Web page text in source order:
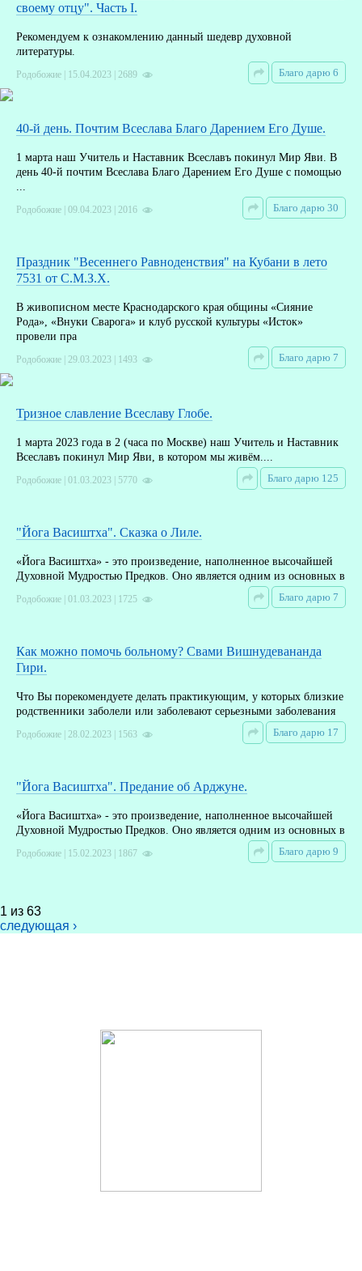
своему отцу". Часть I.
Рекомендуем к ознакомлению данный шедевр духовной
литературы.
Родобожие | 15.04.2023 | 2689 Благо дарю 6
40-й день. Почтим Всеслава Благо Дарением Его Душе.
1 марта наш Учитель и Наставник Всеславъ покинул Мир Яви. В
день 40-й почтим Всеслава Благо Дарением Его Душе с помощью
...
Родобожие | 09.04.2023 | 2016 Благо дарю 30
Праздник "Весеннего Равноденствия" на Кубани в лето
7531 от С.М.З.Х.
В живописном месте Краснодарского края общины «Сияние
Рода», «Внуки Сварога» и клуб русской культуры «Исток»
провели пра
Родобожие | 29.03.2023 | 1493 Благо дарю 7
Тризное славление Всеславу Глобе.
1 марта 2023 года в 2 (часа по Москве) наш Учитель и Наставник
Всеславъ покинул Мир Яви, в котором мы живём....
Родобожие | 01.03.2023 | 5770 Благо дарю 125
"Йога Васиштха". Сказка о Лиле.
«Йога Васиштха» - это произведение, наполненное высочайшей
Духовной Мудростью Предков. Оно является одним из основных в
Родобожие | 01.03.2023 | 1725 Благо дарю 7
Как можно помочь больному? Свами Вишнудевананда
Гири.
Что Вы порекомендуете делать практикующим, у которых близкие
родственники заболели или заболевают серьезными заболевания
Родобожие | 28.02.2023 | 1563 Благо дарю 17
"Йога Васиштха". Предание об Арджуне.
«Йога Васиштха» - это произведение, наполненное высочайшей
Духовной Мудростью Предков. Оно является одним из основных в
Родобожие | 15.02.2023 | 1867 Благо дарю 9
1 из 63
следующая ›